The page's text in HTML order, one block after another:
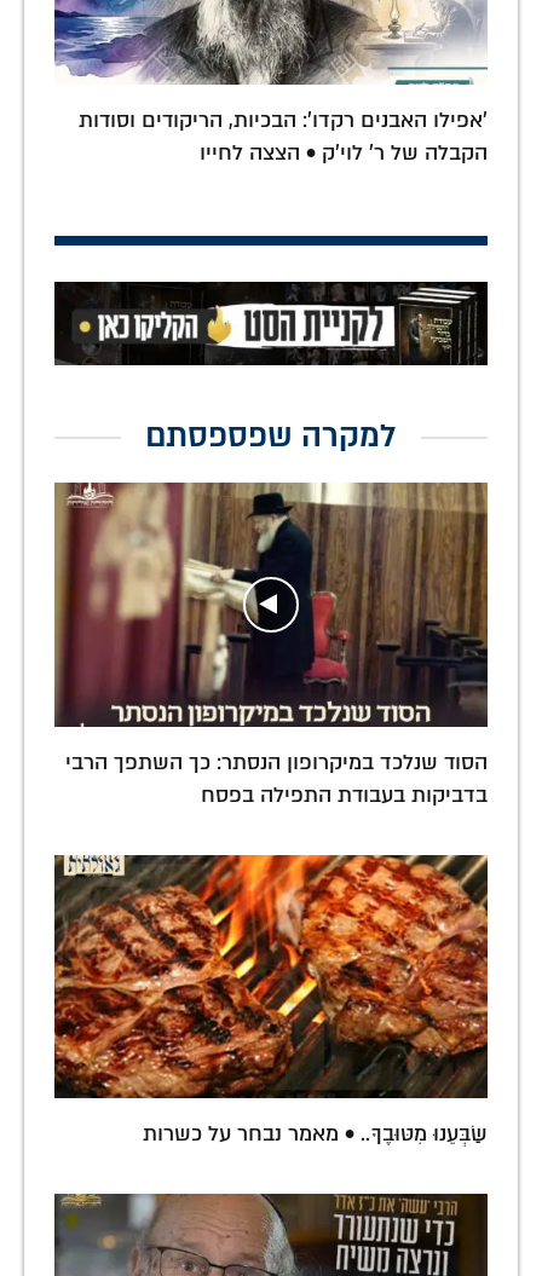
'אפילו האבנים רקדו': הבכיות, הריקודים וסודות
הקבלה של ר' לוי'ק • הצצה לחייו
למקרה שפספסתם
הסוד שנלכד במיקרופון הנסתר: כך השתפך הרבי
בדביקות בעבודת התפילה בפסח
שַׂבְּעֵנוּ מִטּוּבֶךָ.. • מאמר נבחר על כשרות